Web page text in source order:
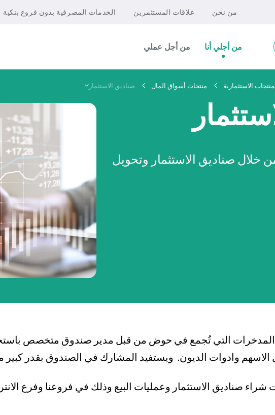
من نحن علاقات المستثمرين الخدمات المصرفية بدون فروع بنكية
من أجلي أنا من أجل عملي
شركات
بطاقة بزنس بلاس
المزايا الضريبية
الائتمان الإيجاري
الاستثمارية منتجات أسواق المال صناديق الاستثمار
صناديق الاستثمار وتحويل
المدخرات التي تُجمع في حوض من قبل مدير صندوق متخصص
وادوات الديون. ويستفيد المشارك في الصندوق بقدر كبير
شراء صناديق الاستثمار وعمليات البيع وذلك في فروعنا وفرع